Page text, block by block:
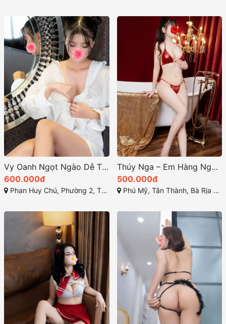
Vy Oanh Ngọt Ngào Dễ Thương sự thư giãn tuyệt vời
600.000đ
Phan Huy Chú, Phường 2, Thành phố Vũng Tầu, Bà Rịa - Vũng Tàu
Thúy Nga – Em Hàng Ngọt Ngào chính là lựa chọn lý tưởng
500.000đ
Phú Mỹ, Tân Thành, Bà Rịa - Vũng Tàu